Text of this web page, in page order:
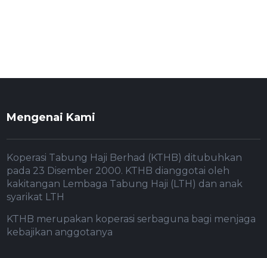
Mengenai Kami
Koperasi Tabung Haji Berhad (KTHB) ditubuhkan
pada 23 Disember 2000. KTHB dianggotai oleh
kakitangan Lembaga Tabung Haji (LTH) dan anak
syarikat LTH
KTHB merupakan koperasi serbaguna bagi menjaga
kebajikan anggotanya